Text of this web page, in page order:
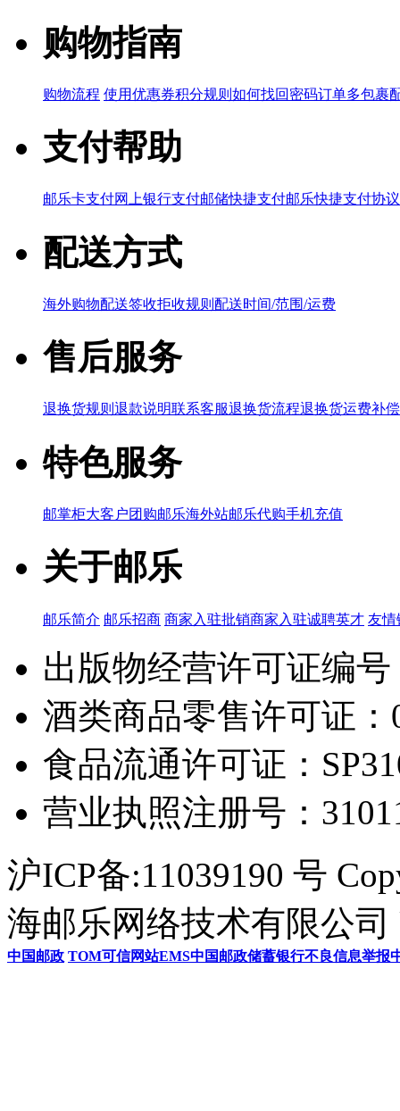
购物指南
购物流程 使用优惠券积分规则 如何找回密码订单多包裹
支付帮助
邮乐卡支付网上银行支付邮储快捷支付邮乐快捷支付协议
配送方式
海外购物配送签收拒收规则 配送时间/范围/运费
售后服务
退换货规则 退款说明联系客服退换货流程退换货运费补
特色服务
邮掌柜大客户团购邮乐海外站邮乐代购手机充值
关于邮乐
邮乐简介 邮乐招商 商家入驻批销商家入驻诚聘英才 友情
出版物经营许可证编
酒类商品零售许可证：
食品流通许可证：
营业执照注册号：
沪ICP备:11039190 号
海邮乐网络技术有限公司
中国邮政 TOM可信网站EMS中国邮政储蓄银行不良信息举报